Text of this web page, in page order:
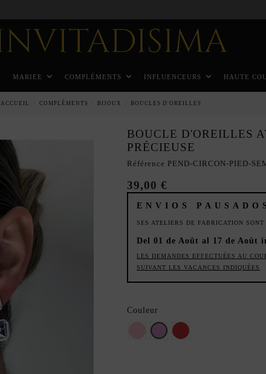
MARIEE COMPLÉMENTS INFLUENCEURS HAUTE
ACCUEIL COMPLÉMENTS BIJOUX BOUCLES D'OREILLES
BOUCLE D'OREILLES
PRÉCIEUSE
Référence PEND-CIRCON-PIED-
39,00 €
ENVIOS PAUSADOS
SES ATELIERS DE FABRICATION
Del 01 de Août al 17 de Août
LES DEMANDES EFFECTUÉES AU
SUIVANT LES VACANCES INDIQUÉES
Couleur
Rose Lila Rouge